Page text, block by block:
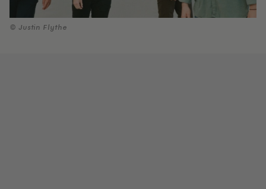
© Justin Flythe